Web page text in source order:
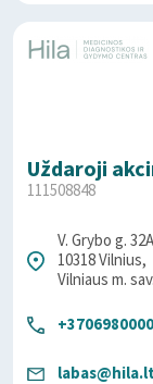
Uždaroji
111508848
V. Grybo g.
10318 Vilnius,
Vilniaus m. sav.